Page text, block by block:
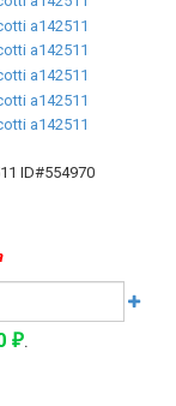
ID#554970
₽.